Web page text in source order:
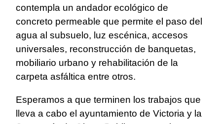
contempla un andador ecológico de
concreto permeable que permite el paso del
agua al subsuelo, luz escénica, accesos
universales, reconstrucción de banquetas,
mobiliario urbano y rehabilitación de la
carpeta asfáltica entre otros.
Esperamos a que terminen los trabajos que
lleva a cabo el ayuntamiento de Victoria y la